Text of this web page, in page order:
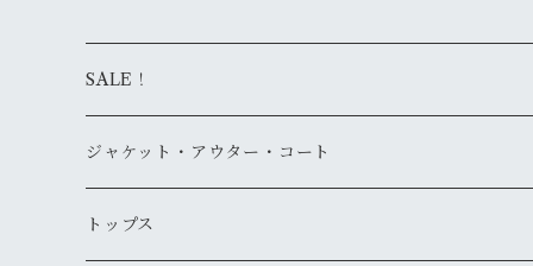
SALE！
ジャケット・アウター・コート
デニムジャケット
トップス